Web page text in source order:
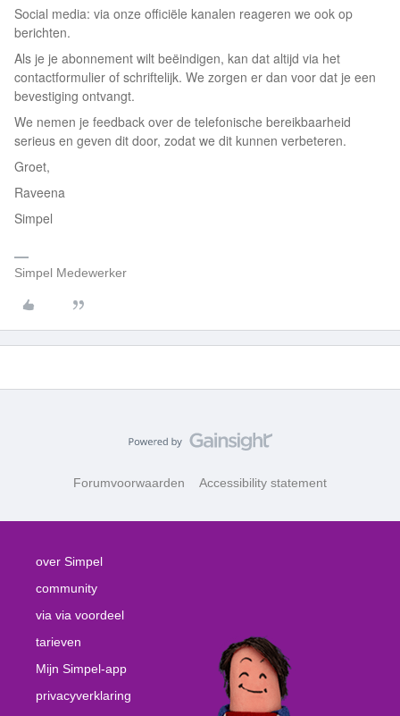
Social media: via onze officiële kanalen reageren we ook op
berichten.
Als je je abonnement wilt beëindigen, kan dat altijd via het
contactformulier of schriftelijk. We zorgen er dan voor dat je een
bevestiging ontvangt.
We nemen je feedback over de telefonische bereikbaarheid
serieus en geven dit door, zodat we dit kunnen verbeteren.
Groet,
Raveena
Simpel
Simpel Medewerker
Forumvoorwaarden Accessibility statement
over Simpel
community
via via voordeel
tarieven
Mijn Simpel-app
privacyverklaring